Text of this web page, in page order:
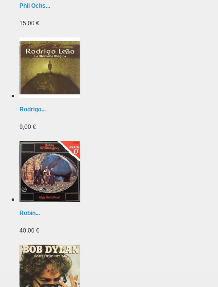
Phil Ochs...
15,00 €
Rodrigo...
9,00 €
Robin...
40,00 €